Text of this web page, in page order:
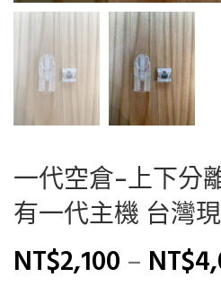
一代空倉-上下分
有一代主機 台灣
NT$2,100 – NT$